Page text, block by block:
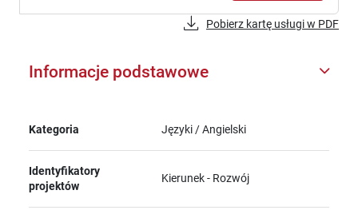
Pobierz kartę usługi w PDF
Informacje podstawowe
Kategoria Języki / Angielski
Identyfikatory
projektów
Kierunek - Rozwój